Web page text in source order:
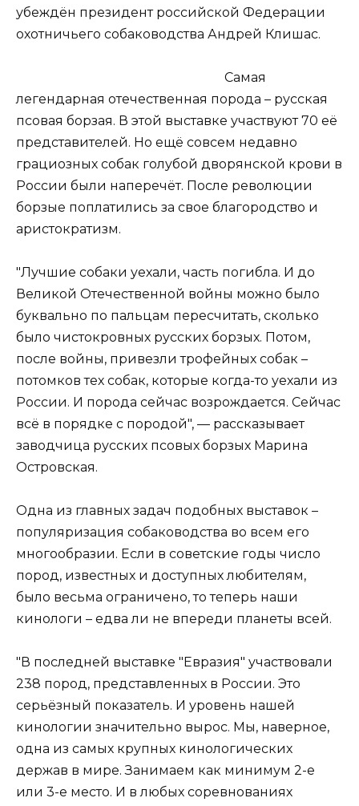
убеждён президент российской Федерации
охотничьего собаководства Андрей Клишас.
Самая
легендарная отечественная порода – русская
псовая борзая. В этой выставке участвуют 70 её
представителей. Но ещё совсем недавно
грациозных собак голубой дворянской крови в
России были наперечёт. После революции
борзые поплатились за свое благородство и
аристократизм.
"Лучшие собаки уехали, часть погибла. И до
Великой Отечественной войны можно было
буквально по пальцам пересчитать, сколько
было чистокровных русских борзых. Потом,
после войны, привезли трофейных собак –
потомков тех собак, которые когда-то уехали из
России. И порода сейчас возрождается. Сейчас
всё в порядке с породой", — рассказывает
заводчица русских псовых борзых Марина
Островская.
Одна из главных задач подобных выставок –
популяризация собаководства во всем его
многообразии. Если в советские годы число
пород, известных и доступных любителям,
было весьма ограничено, то теперь наши
кинологи – едва ли не впереди планеты всей.
"В последней выставке "Евразия" участвовали
238 пород, представленных в России. Это
серьёзный показатель. И уровень нашей
кинологии значительно вырос. Мы, наверное,
одна из самых крупных кинологических
держав в мире. Занимаем как минимум 2-е
или 3-е место. И в любых соревнованиях